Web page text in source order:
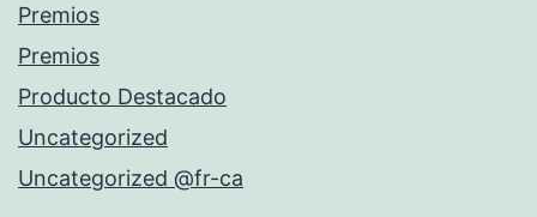
Premios
Premios
Producto Destacado
Uncategorized
Uncategorized @fr-ca